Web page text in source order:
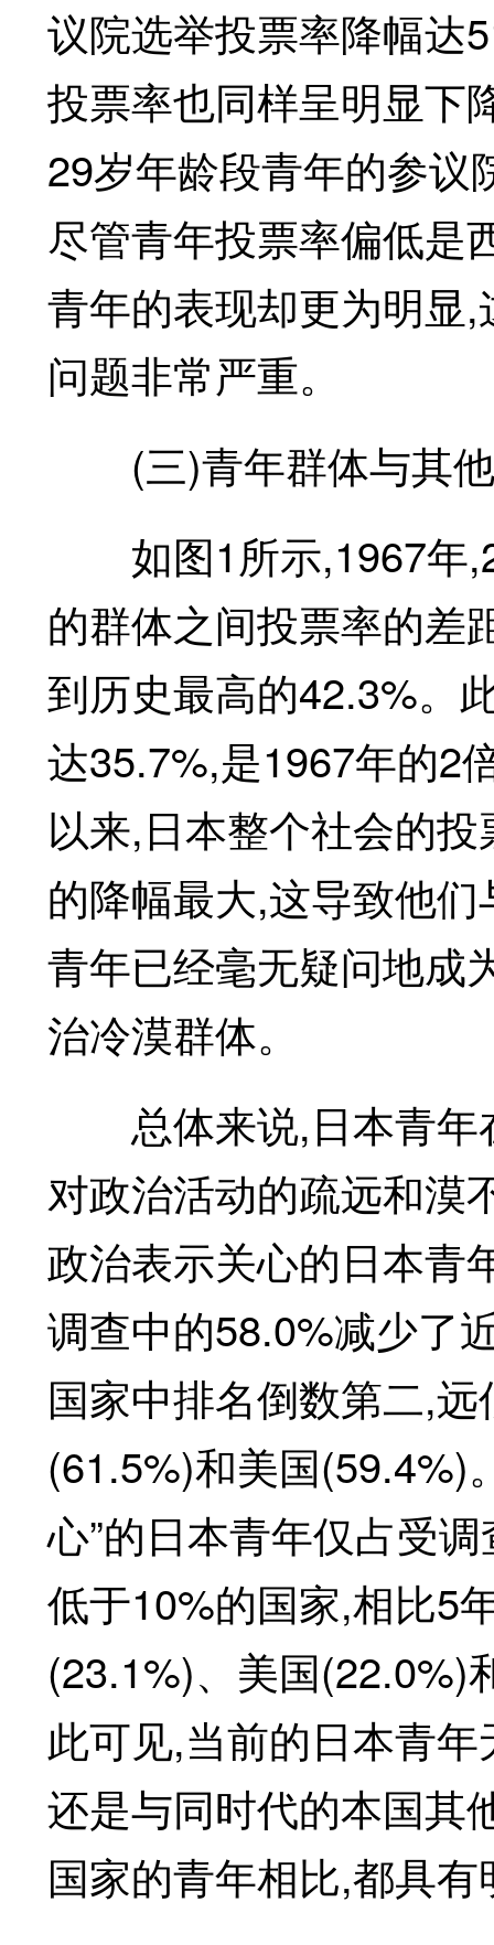
议院选举投票率降幅达
投票率也同样呈明显下
29岁年龄段青年的参议
尽管青年投票率偏低是
青年的表现却更为明显
问题非常严重。
(三)青年群体与其他
如图1所示,1967年
的群体之间投票率的差
到历史最高的42.3%。
达35.7%,是1967年的2
以来,日本整个社会的
的降幅最大,这导致他
青年已经毫无疑问地成
治冷漠群体。
总体来说,日本青年
对政治活动的疏远和漠
政治表示关心的日本青
调查中的58.0%减少了
国家中排名倒数第二,
(61.5%)和美国(59.4%)
心”的日本青年仅占受
低于10%的国家,相比5
(23.1%)、美国(22.0%)
此可见,当前的日本青
还是与同时代的本国其
国家的青年相比,都具